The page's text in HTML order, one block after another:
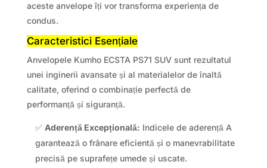
aceste anvelope îți vor transforma experiența de
condus.
Caracteristici Esențiale
Anvelopele Kumho ECSTA PS71 SUV sunt rezultatul
unei inginerii avansate și al materialelor de înaltă
calitate, oferind o combinație perfectă de
performanță și siguranță.
✅ Aderență Excepțională: Indicele de aderență A
garantează o frânare eficientă și o manevrabilitate
precisă pe suprafețe umede și uscate.